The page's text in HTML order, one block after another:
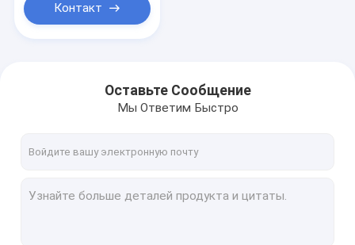
Контакт
Оставьте Сообщение
Мы Ответим Быстро